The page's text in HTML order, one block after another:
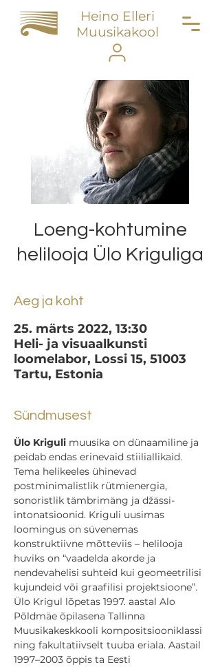
Heino Elleri
Muusikakool
Loeng-kohtumine
helilooja Ülo Kriguliga
Aeg ja koht
25. märts 2022, 13:30
Heli- ja visuaalkunsti
loomelabor, Lossi 15, 51003
Tartu, Estonia
Sündmusest
Ülo Kriguli muusika on dünaamiline ja
peidab endas erinevaid stiiliallikaid.
Tema helikeeles ühinevad
postminimalistlik rütmienergia,
sonoristlik tämbrimäng ja džässi-
intonatsioonid. Kriguli uusimas
loomingus on süvenemas
konstruktiivne mõtteviis – helilooja
huviks on “vaadelda akorde ja
nendevahelisi suhteid kui geomeetrilisi
kujundeid või graafilisi projektsioone”.
Ülo Krigul lõpetas 1997. aastal Alo
Põldmäe õpilasena Tallinna
Muusikakeskkooli kompositsiooniklassi
ning fakultatiivselt tuuba eriala. Aastail
1997–2003 õppis ta Eesti